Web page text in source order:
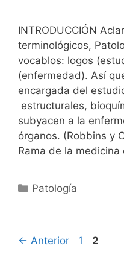
INTRODUCCIÓN
terminológicos,
vocablos: logos
(enfermedad). Así
encargada del
estructurales,
subyacen a la
órganos. (Robbins y
Rama de la
Categorías
Patología
← Anterior Página
1 Página
2